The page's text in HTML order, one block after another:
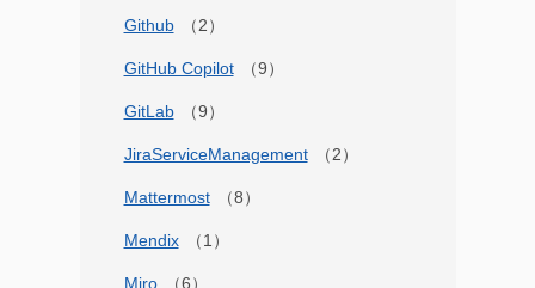
Github
GitHub Copilot
GitLab
JiraServiceManagement
Mattermost
Mendix
Miro